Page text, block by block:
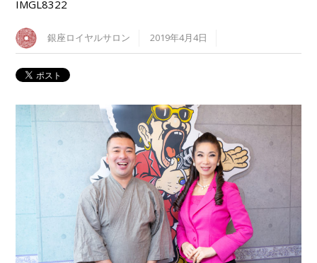
IMGL8322
銀座ロイヤルサロン 2019年4月4日